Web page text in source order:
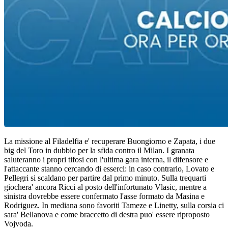
La missione al Filadelfia e' recuperare Buongiorno e Zapata, i due
big del Toro in dubbio per la sfida contro il Milan. I granata
saluteranno i propri tifosi con l'ultima gara interna, il difensore e
l'attaccante stanno cercando di esserci: in caso contrario, Lovato e
Pellegri si scaldano per partire dal primo minuto. Sulla trequarti
giochera' ancora Ricci al posto dell'infortunato Vlasic, mentre a
sinistra dovrebbe essere confermato l'asse formato da Masina e
Rodriguez. In mediana sono favoriti Tameze e Linetty, sulla corsia ci
sara' Bellanova e come braccetto di destra puo' essere riproposto
Vojvoda.